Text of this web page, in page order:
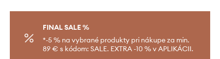
FINAL SALE %
*-5 % na vybrané produkty pri nákupe za min.
89 € s kódom: SALE. EXTRA -10 % v APLIKÁCII.